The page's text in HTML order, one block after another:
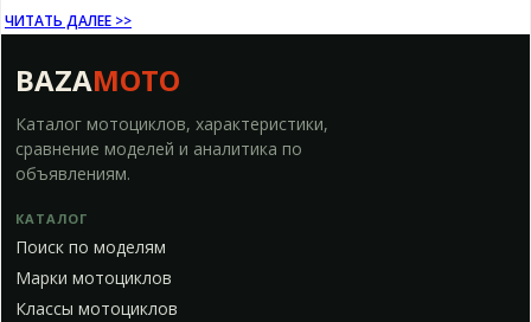
ЧИТАТЬ ДАЛЕЕ >>
BAZAMOTO
Каталог мотоциклов, характеристики,
сравнение моделей и аналитика по
объявлениям.
КАТАЛОГ
Поиск по моделям
Марки мотоциклов
Классы мотоциклов